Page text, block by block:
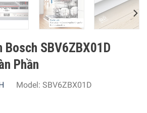
Bosch SBV6ZBX01D
Phần
Model: SBV6ZBX01D